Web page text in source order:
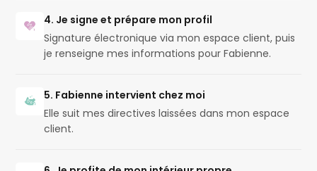
4. Je signe et prépare mon profil
Signature électronique via mon espace client, puis
je renseigne mes informations pour Fabienne.
5. Fabienne intervient chez moi
Elle suit mes directives laissées dans mon espace
client.